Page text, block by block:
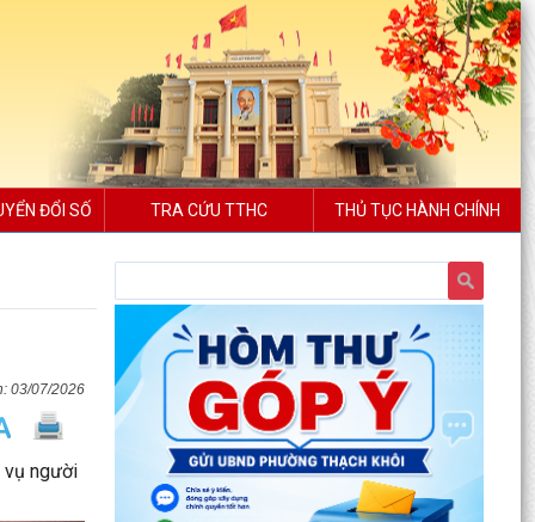
ĐỔI SỐ TRA CỨU TTHC THỦ TỤC HÀNH CHÍNH
03/07/2026
vụ người